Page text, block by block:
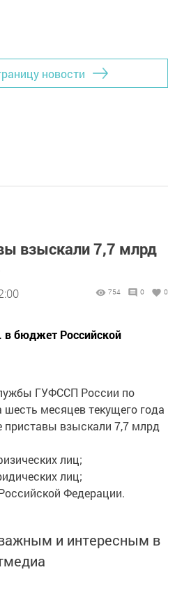
новости
взыскали 7,7 млрд
754 0 0
в бюджет Российской
ГУФССП России по
шесть месяцев текущего года
приставы взыскали 7,7 млрд
лиц;
лиц;
Федерации.
и интересным в